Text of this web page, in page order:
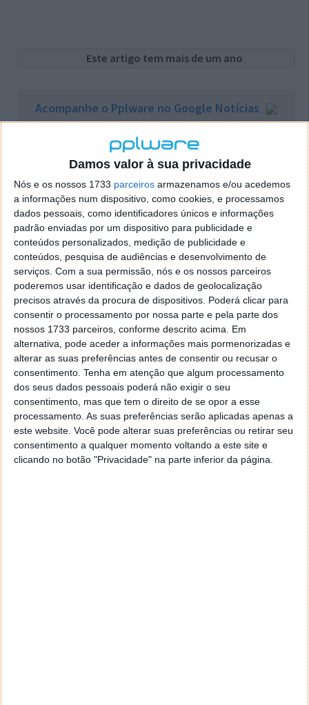
Damos valor à sua privacidade
Nós e os nossos 1733 parceiros armazenamos e/ou acedemos
a informações num dispositivo, como cookies, e processamos
dados pessoais, como identificadores únicos e informações
padrão enviadas por um dispositivo para publicidade e
conteúdos personalizados, medição de publicidade e
conteúdos, pesquisa de audiências e desenvolvimento de
serviços. Com a sua permissão, nós e os nossos parceiros
poderemos usar identificação e dados de geolocalização
precisos através da procura de dispositivos. Poderá clicar para
consentir o processamento por nossa parte e pela parte dos
nossos 1733 parceiros, conforme descrito acima. Em
alternativa, pode aceder a informações mais pormenorizadas e
alterar as suas preferências antes de consentir ou recusar o
consentimento. Tenha em atenção que algum processamento
dos seus dados pessoais poderá não exigir o seu
consentimento, mas que tem o direito de se opor a esse
processamento. As suas preferências serão aplicadas apenas a
este website. Você pode alterar suas preferências ou retirar seu
consentimento a qualquer momento voltando a este site e
clicando no botão "Privacidade" na parte inferior da página.
Este artigo tem mais de um ano
Acompanhe o Pplware no Google Notícias
Proponha uma correção, faça uma sugestão
Autor:Marisa Pinto
Tags: ações Facebook Mark Zuckerberg rede social
PRÓXIMO ARTIGO
E os destaques tecnológicos da semana que passou
foram…
ARTIGO ANTERIOR
Uphold, a forma mais segura e fácil de comprar
criptomoeda